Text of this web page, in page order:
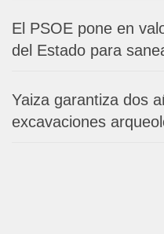
El PSOE pone en
del Estado para
Yaiza garantiza dos
excavaciones